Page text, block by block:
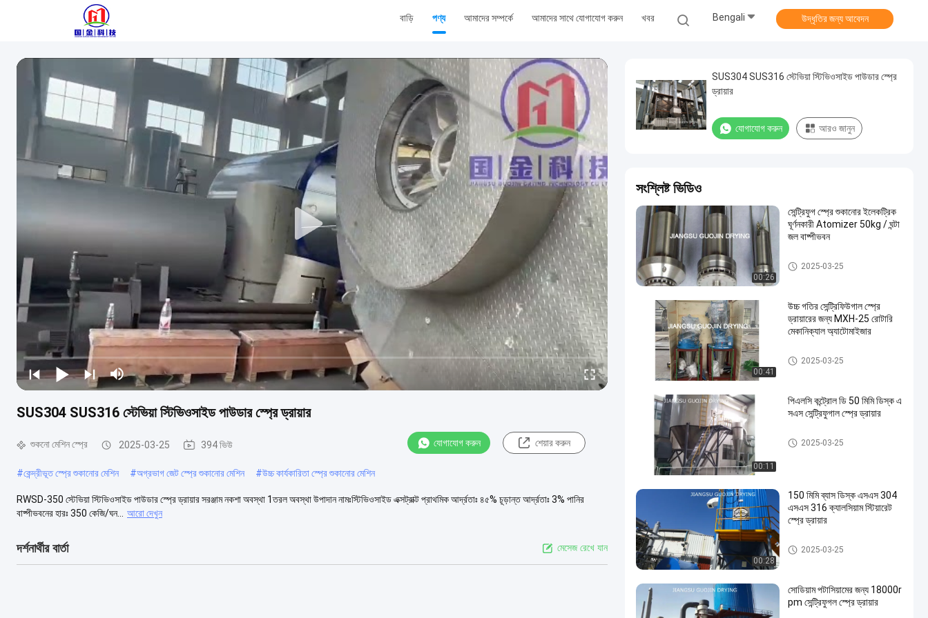
বাড়ি পণ্য আমাদের সম্পর্কে আমাদের সাথে যোগাযোগ করুন খবর Bengali উদ্ধৃতির জন্য আবেদন
SUS304 SUS316 স্টেভিয়া স্টিভিওসাইড পাউডার স্প্রে ড্রায়ার
শুকনো মেশিন স্প্রে 2025-03-25 394 ভিউ যোগাযোগ করুন শেয়ার করুন
#কেন্দ্রীভূত স্প্রে শুকানোর মেশিন #অগ্রভাগ জেট স্প্রে শুকানোর মেশিন #উচ্চ কার্যকারিতা স্প্রে শুকানোর মেশিন
RWSD-350 স্টেভিয়া স্টিভিওসাইড পাউডার স্প্রে ড্রায়ার সরঞ্জাম নকশা অবস্থা 1তরল অবস্থা উপাদান নামঃস্টিভিওসাইড এক্সট্রাক্ট প্রাথমিক আর্দ্রতাঃ ৪৫% চূড়ান্ত আর্দ্রতাঃ 3% পানির
বাষ্পীভবনের হারঃ 350 কেজি/ঘন...
আরো দেখুন
দর্শনার্থীর বার্তা মেসেজ রেখে যান
SUS304 SUS316 স্টেভিয়া স্টিভিওসাইড পাউডার স্প্রে
ড্রায়ার
যোগাযোগ করুন আরও জানুন
সংশ্লিষ্ট ভিডিও
00:26
সেন্ট্রিফুগ স্প্রে শুকানোর ইলেকট্রিক
ঘূর্ণনকারী Atomizer 50kg / ঘন্টা
জল বাষ্পীভবন
শুকনো মেশিন স্প্রে
2025-03-25
00:41
উচ্চ গতির সেন্ট্রিফিউগাল স্প্রে
ড্রায়ারের জন্য MXH-25 রোটারি
মেকানিক্যাল অ্যাটোমাইজার
শুকনো মেশিন স্প্রে
2025-03-25
00:11
পিএলসি কন্ট্রোল ডি 50 মিমি ডিস্ক এ
সএস সেন্ট্রিফুগাল স্প্রে ড্রায়ার
শুকনো মেশিন স্প্রে
2025-03-25
00:28
150 মিমি ব্যাস ডিস্ক এসএস 304
এসএস 316 ক্যালসিয়াম স্টিয়ারেট
স্প্রে ড্রায়ার
শুকনো মেশিন স্প্রে
2025-03-25
সোডিয়াম পটাসিয়ামের জন্য 18000r
pm সেন্ট্রিফুগল স্প্রে ড্রায়ার